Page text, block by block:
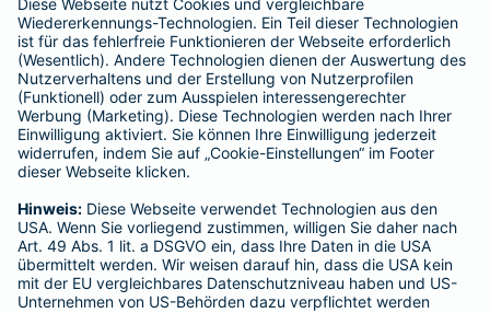
BELIEBTE SEITEN
Kranken-Zusatzversicherung
Tierversicherungen
Haftpflichtversicherung
Hausratversicherung
Adresse ändern
Schaden melden
Kilometerstandsmeldung
Serviceübersicht